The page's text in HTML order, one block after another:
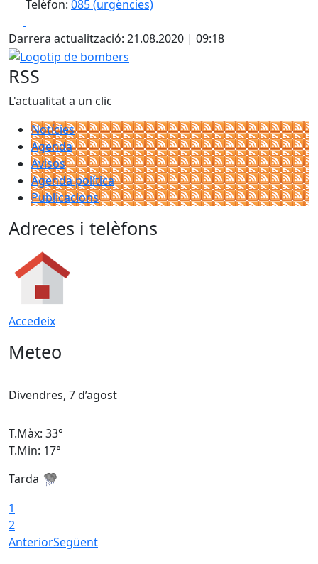
Telèfon: 085 (urgències)
Darrera actualització: 21.08.2020 | 09:18
Logotip de bombers
RSS
L'actualitat a un clic
Notícies
Agenda
Avisos
Agenda política
Publicacions
Adreces i telèfons
Accedeix
Meteo
Divendres, 7 d’agost
T.Màx: 33°
T.Min: 17°
Tarda
1
2
AnteriorSegüent